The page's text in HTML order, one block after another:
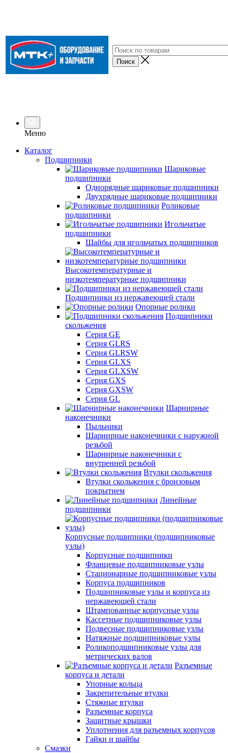
Меню
Каталог
Подшипники
Шариковые
подшипники
Однорядные шариковые подшипники
Двухрядные шариковые подшипники
Роликовые
подшипники
Игольчатые
подшипники
Шайбы для игольчатых подшипников
Высокотемпературные и
низкотемпературные подшипники
Подшипники из нержавеющей стали
Опорные ролики
Подшипники
скольжения
Серия GE
Серия GLRS
Серия GLRSW
Серия GLXS
Серия GLXSW
Серия GXS
Серия GXSW
Серия GL
Шарнирные
наконечники
Пыльники
Шарнирные наконечники с наружной
резьбой
Шарнирные наконечники с
внутренней резьбой
Втулки скольжения
Втулки скольжения с бронзовым
покрытием
Линейные
подшипники
Корпусные подшипники (подшипниковые
узлы)
Корпусные подшипники
Фланцевые подшипниковые узлы
Стационарные подшипниковые узлы
Корпуса подшипников
Подшипниковые узлы и корпуса из
нержавеющей стали
Штампованные корпусные узлы
Кассетные подшипниковые узлы
Подвесные подшипниковые узлы
Натяжные подшипниковые узлы
Роликоподшипниковые узлы для
метрических валов
Разъемные
корпуса и детали
Упорные кольца
Закрепительные втулки
Стяжные втулки
Разъемные корпуса
Защитные крышки
Уплотнения для разъемных корпусов
Гайки и шайбы
Смазки